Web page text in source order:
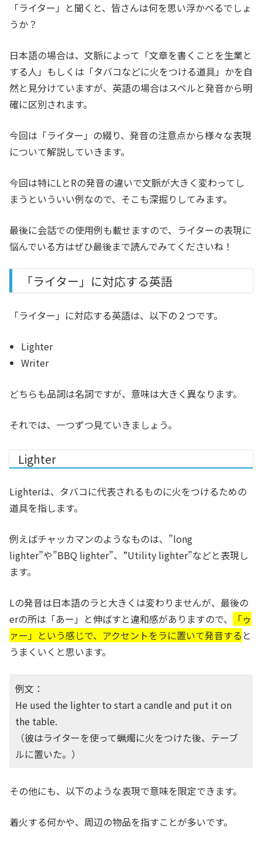
「ライター」と聞くと、皆さんは何を思い浮かべるでしょ
うか？
日本語の場合は、文脈によって「文章を書くことを生業と
する人」もしくは「タバコなどに火をつける道具」かを自
然と見分けていますが、英語の場合はスペルと発音から明
確に区別されます。
今回は「ライター」の綴り、発音の注意点から様々な表現
について解説していきます。
今回は特にLとRの発音の違いで文脈が大きく変わってし
まうといういい例なので、そこも深掘りしてみます。
最後に会話での使用例も載せますので、ライターの表現に
悩んでいる方はぜひ最後まで読んでみてくださいね！
「ライター」に対応する英語
「ライター」に対応する英語は、以下の２つです。
Lighter
Writer
どちらも品詞は名詞ですが、意味は大きく異なります。
それでは、一つずつ見ていきましょう。
Lighter
Lighterは、タバコに代表されるものに火をつけるための
道具を指します。
例えばチャッカマンのようなものは、”long
lighter”や”BBQ lighter”、”Utility lighter”などと表現し
ます。
Lの発音は日本語のラと大きくは変わりませんが、最後の
erの所は「あー」と伸ばすと違和感がありますので、
「ゥ
ァー」という感じで、アクセントをラに置いて発音する と
うまくいくと思います。
例文：
He used the lighter to start a candle and put it on
the table.
（彼はライターを使って蝋燭に火をつけた後、テーブ
ルに置いた。）
その他にも、以下のような表現で意味を限定できます。
着火する何かや、周辺の物品を指すことが多いです。